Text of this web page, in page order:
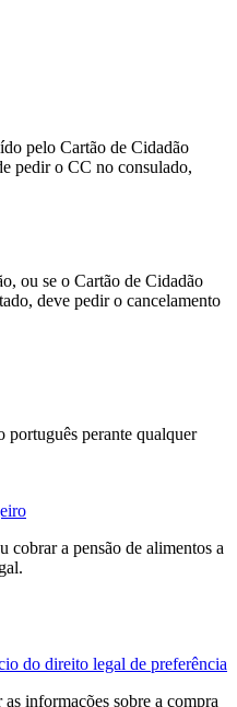
pelo Cartão de Cidadão
pedir o CC no consulado,
ou se o Cartão de Cidadão
deve pedir o cancelamento
português perante qualquer
cobrar a pensão de alimentos a
do direito legal de preferência
informações sobre a compra